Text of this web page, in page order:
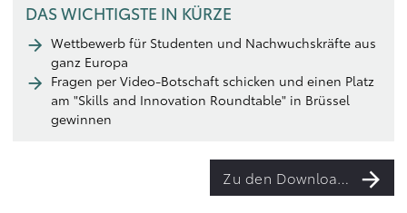
DAS WICHTIGSTE IN KÜRZE
Wettbewerb für Studenten und Nachwuchskräfte aus
ganz Europa
Fragen per Video-Botschaft schicken und einen Platz
am "Skills and Innovation Roundtable" in Brüssel
gewinnen
Zu den Downloads